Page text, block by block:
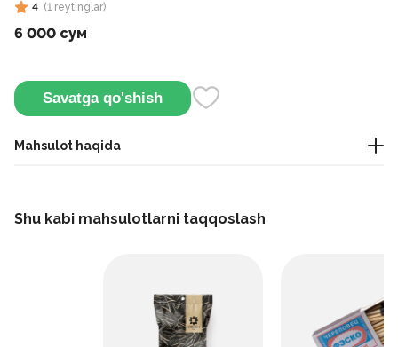
4 (1 reytinglar)
6 000 сум
Savatga qo'shish
Mahsulot haqida
Shu kabi mahsulotlarni taqqoslash